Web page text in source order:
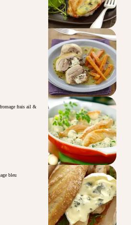
frais ail &
bleu